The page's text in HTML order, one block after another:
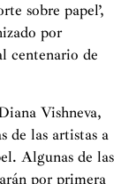
sobre papel’,
por
centenario de
Vishneva,
de las artistas a
Algunas de las
por primera